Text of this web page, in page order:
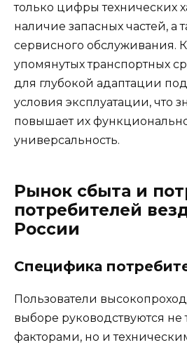
только цифры технических
наличие запасных частей, а
сервисного обслуживания.
упомянутых транспортных
для глубокой адаптации
условия эксплуатации, что
повышает их
универсальность.
Рынок сбыта и
потребителей
России
Специфика
Пользователи
выборе руководствуются
факторами, но и